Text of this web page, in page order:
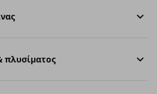
πλυσίματος